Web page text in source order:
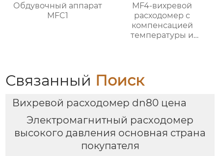
Обдувочный аппарат
MFC1
MF4-вихревой
расходомер с
компенсацией
температуры и
Связанный Поиск
Вихревой расходомер dn80 цена
Электромагнитный расходомер
высокого давления основная страна
покупателя